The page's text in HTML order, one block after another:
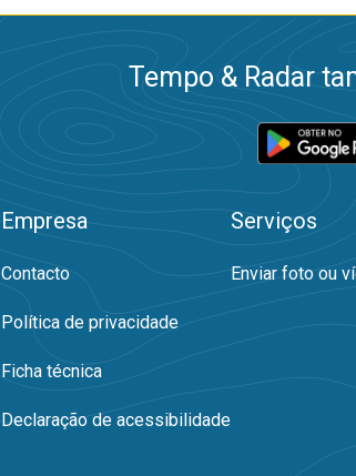
Tempo & Radar
Empresa
Contacto
Política de privacidade
Ficha técnica
Declaração de acessibilidade
Serviços
Enviar foto ou